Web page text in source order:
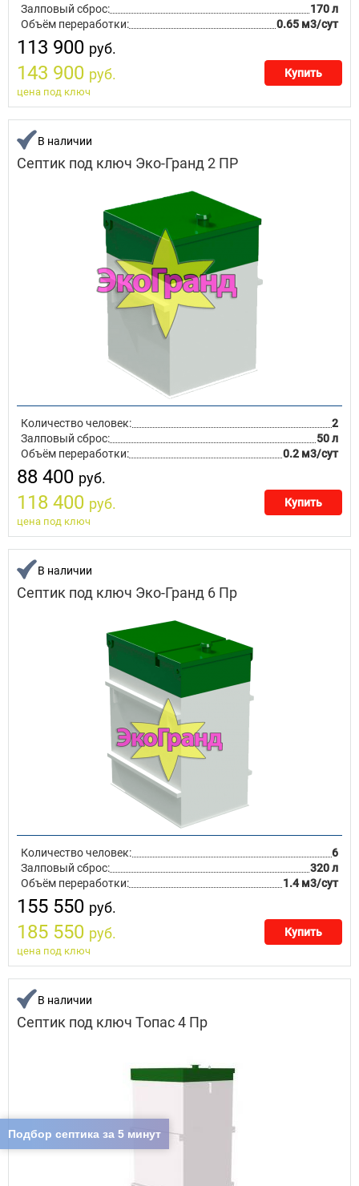
Залповый сброс:
170 л
Объём переработки:
0.65 м3/сут
113 900 руб.
143 900 руб. Купить
цена под ключ
В наличии
Септик под ключ Эко-Гранд 2 ПР
Количество человек:
2
Залповый сброс:
50 л
Объём переработки:
0.2 м3/сут
88 400 руб.
118 400 руб. Купить
цена под ключ
В наличии
Септик под ключ Эко-Гранд 6 Пр
Количество человек:
6
Залповый сброс:
320 л
Объём переработки:
1.4 м3/сут
155 550 руб.
185 550 руб. Купить
цена под ключ
В наличии
Септик под ключ Топас 4 Пр
Подбор септика за 5 минут